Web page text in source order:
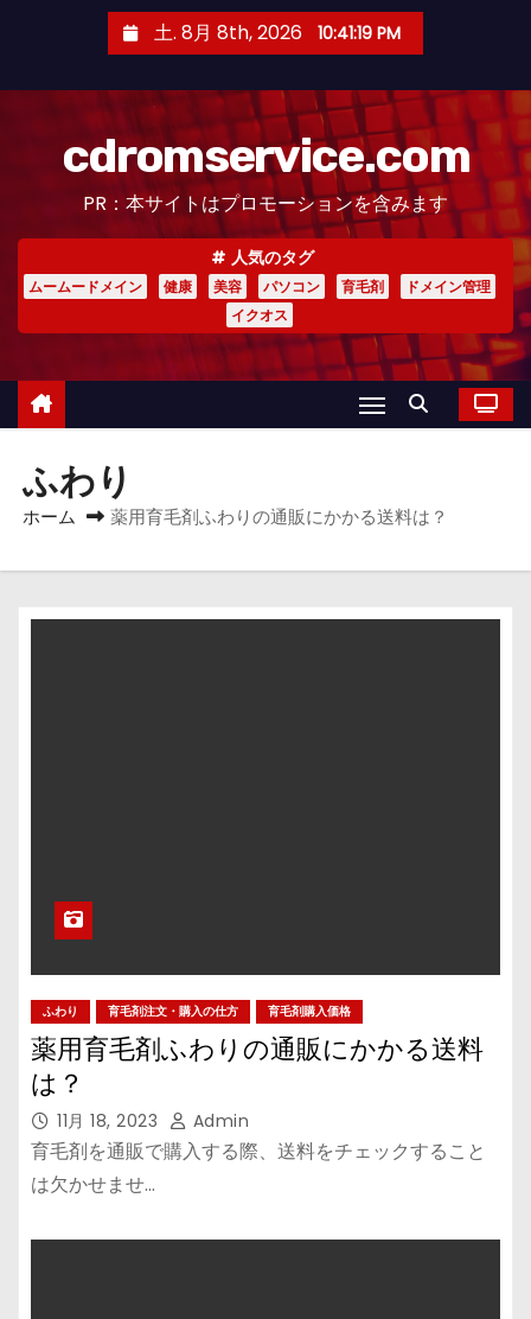
土. 8月 8th, 2026 10:41:20 PM
cdromservice.com
PR：本サイトはプロモーションを含みます
人気のタグ
ムームードメイン 健康 美容 パソコン 育毛剤
ドメイン管理
イクオス
ふわり
ホーム 薬用育毛剤ふわりの通販にかかる送料は？
ふわり 育毛剤注文・購入の仕方 育毛剤購入価格
薬用育毛剤ふわりの通販にかかる送料
は？
11月 18, 2023 Admin
育毛剤を通販で購入する際、送料をチェックすること
は欠かせませ…